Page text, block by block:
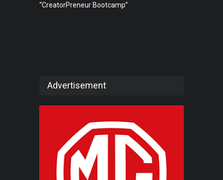
“CreatorPreneur Bootcamp”
Advertisement